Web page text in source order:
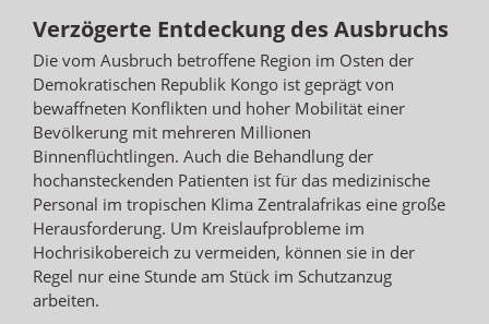
Verzögerte Entdeckung des Ausbruchs
Die vom Ausbruch betroffene Region im Osten der
Demokratischen Republik Kongo ist geprägt von
bewaffneten Konflikten und hoher Mobilität einer
Bevölkerung mit mehreren Millionen
Binnenflüchtlingen. Auch die Behandlung der
hochansteckenden Patienten ist für das medizinische
Personal im tropischen Klima Zentralafrikas eine große
Herausforderung. Um Kreislaufprobleme im
Hochrisikobereich zu vermeiden, können sie in der
Regel nur eine Stunde am Stück im Schutzanzug
arbeiten.